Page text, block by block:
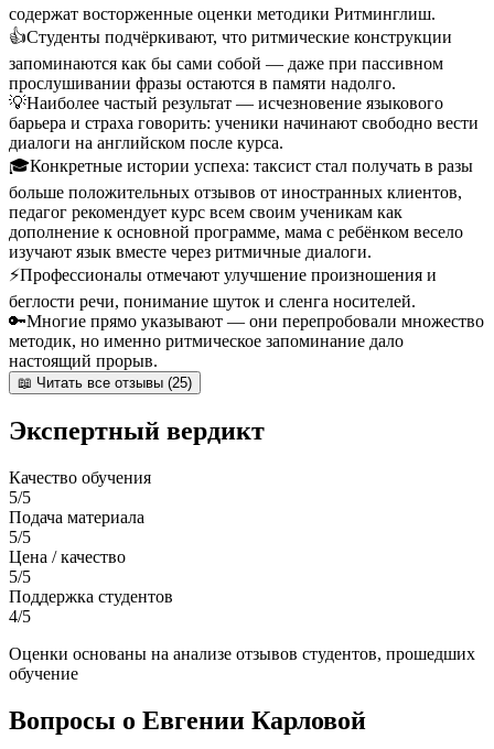
содержат восторженные оценки методики Ритминглиш.
👍Студенты подчёркивают, что ритмические конструкции
запоминаются как бы сами собой — даже при пассивном
прослушивании фразы остаются в памяти надолго.
💡Наиболее частый результат — исчезновение языкового
барьера и страха говорить: ученики начинают свободно вести
диалоги на английском после курса.
🎓Конкретные истории успеха: таксист стал получать в разы
больше положительных отзывов от иностранных клиентов,
педагог рекомендует курс всем своим ученикам как
дополнение к основной программе, мама с ребёнком весело
изучают язык вместе через ритмичные диалоги.
⚡Профессионалы отмечают улучшение произношения и
беглости речи, понимание шуток и сленга носителей.
🔑Многие прямо указывают — они перепробовали множество
методик, но именно ритмическое запоминание дало
настоящий прорыв.
📖 Читать все отзывы (25)
Экспертный вердикт
Качество обучения
5/5
Подача материала
5/5
Цена / качество
5/5
Поддержка студентов
4/5
Оценки основаны на анализе отзывов студентов, прошедших
обучение
Вопросы о Евгении Карловой